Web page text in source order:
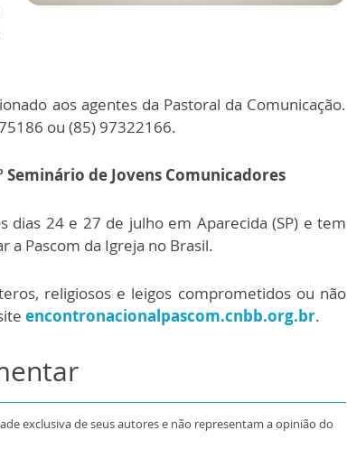
aos agentes da Pastoral da Comunicação.
ou (85) 97322166.
Seminário de Jovens Comunicadores
dias 24 e 27 de julho em Aparecida (SP) e tem
Pascom da Igreja no Brasil.
religiosos e leigos comprometidos ou não
encontronacionalpascom.cnbb.org.br.
exclusiva de seus autores e não representam a opinião do